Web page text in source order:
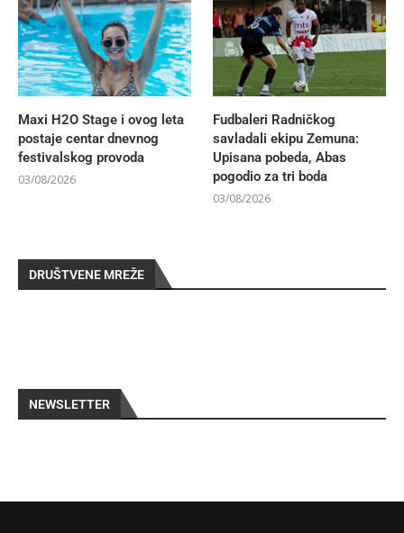
Maxi H2O Stage i ovog leta
postaje centar dnevnog
festivalskog provoda
03/08/2026
Fudbaleri Radničkog
savladali ekipu Zemuna:
Upisana pobeda, Abas
pogodio za tri boda
03/08/2026
DRUŠTVENE MREŽE
NEWSLETTER